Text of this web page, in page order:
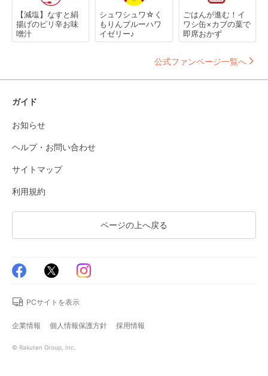
【減塩】なすと絹
揚げのピリ辛お味
噌汁
シュワシュワ☆く
もりんブルーハワ
イゼリー♪
ごはんが進む！イ
ワシ缶×カブの葉で
即席おかず
公式ファンページ一覧へ
ガイド
お知らせ
ヘルプ・お問い合わせ
サイトマップ
利用規約
ページの上へ戻る
PCサイトを表示
企業情報 個人情報保護方針 採用情報
© Rakuten Group, Inc.